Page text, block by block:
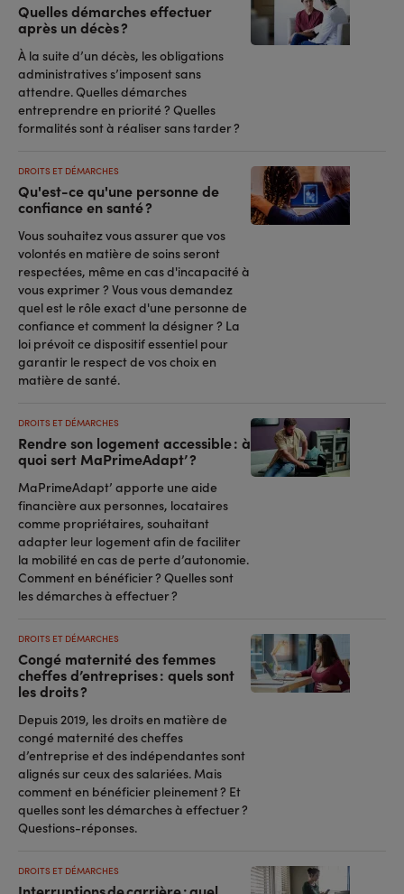
Quelles démarches effectuer
après un décès ?
À la suite d’un décès, les obligations
administratives s’imposent sans
attendre. Quelles démarches
entreprendre en priorité ? Quelles
formalités sont à réaliser sans tarder ?
Qu'est-ce qu'une personne de
confiance en santé ?
DROITS ET DÉMARCHES
Vous souhaitez vous assurer que vos
volontés en matière de soins seront
respectées, même en cas d'incapacité à
vous exprimer ? Vous vous demandez
quel est le rôle exact d'une personne de
confiance et comment la désigner ? La
loi prévoit ce dispositif essentiel pour
garantir le respect de vos choix en
matière de santé.
Rendre son logement accessible : à
quoi sert MaPrimeAdapt’ ?
DROITS ET DÉMARCHES
MaPrimeAdapt’ apporte une aide
financière aux personnes, locataires
comme propriétaires, souhaitant
adapter leur logement afin de faciliter
la mobilité en cas de perte d’autonomie.
Comment en bénéficier ? Quelles sont
les démarches à effectuer ?
Congé maternité des femmes
cheffes d’entreprises : quels sont
les droits ?
DROITS ET DÉMARCHES
Depuis 2019, les droits en matière de
congé maternité des cheffes
d’entreprise et des indépendantes sont
alignés sur ceux des salariées. Mais
comment en bénéficier pleinement ? Et
quelles sont les démarches à effectuer ?
Questions-réponses.
DROITS ET DÉMARCHES